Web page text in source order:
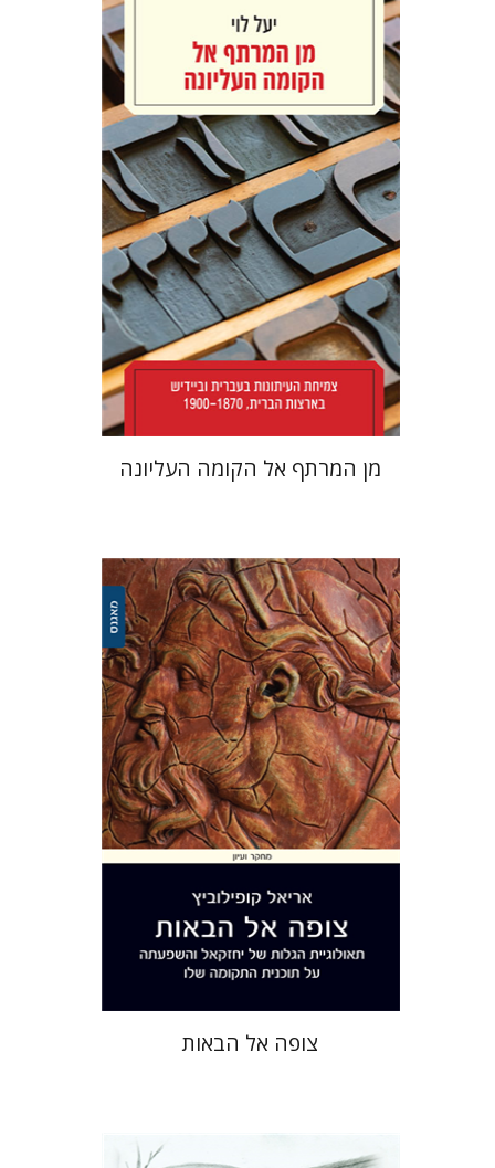
יעל לוי
הנחת אתר ספר מודפס
$42
$38
מן המרתף אל הקומה העליונה
אריאל קופילוביץ
הנחת אתר ספר מודפס
$46
$41
צופה אל הבאות